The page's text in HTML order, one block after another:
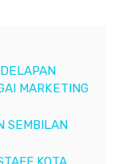
MARKETING
SEMBILAN